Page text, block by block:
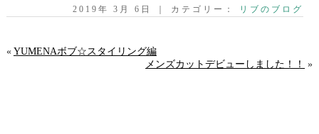
2019年 3月 6日 ｜ カテゴリー： リブのブログ
« YUMENAボブ☆スタイリング編
メンズカットデビューしました！！
»